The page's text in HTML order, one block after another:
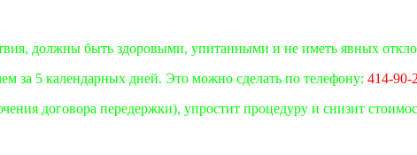
должны быть здоровыми, упитанными и не иметь явных
за 5 календарных дней. Это можно сделать по телефону: 414-90-
договора передержки), упростит процедуру и снизит